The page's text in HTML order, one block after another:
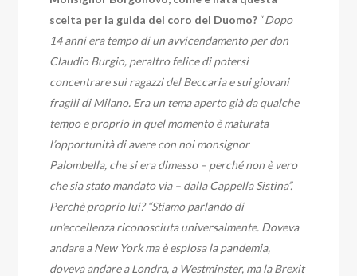
scelta per la guida del coro del Duomo? “Dopo
14 anni era tempo di un avvicendamento per don
Claudio Burgio, peraltro felice di potersi
concentrare sui ragazzi del Beccaria e sui giovani
fragili di Milano. Era un tema aperto già da qualche
tempo e proprio in quel momento è maturata
l’opportunità di avere con noi monsignor
Palombella, che si era dimesso – perché non è vero
che sia stato mandato via – dalla Cappella Sistina”.
Perchè proprio lui? “Stiamo parlando di
un’eccellenza riconosciuta universalmente. Doveva
andare a New York ma è esplosa la pandemia,
doveva andare a Londra, a Westminster, ma la Brexit